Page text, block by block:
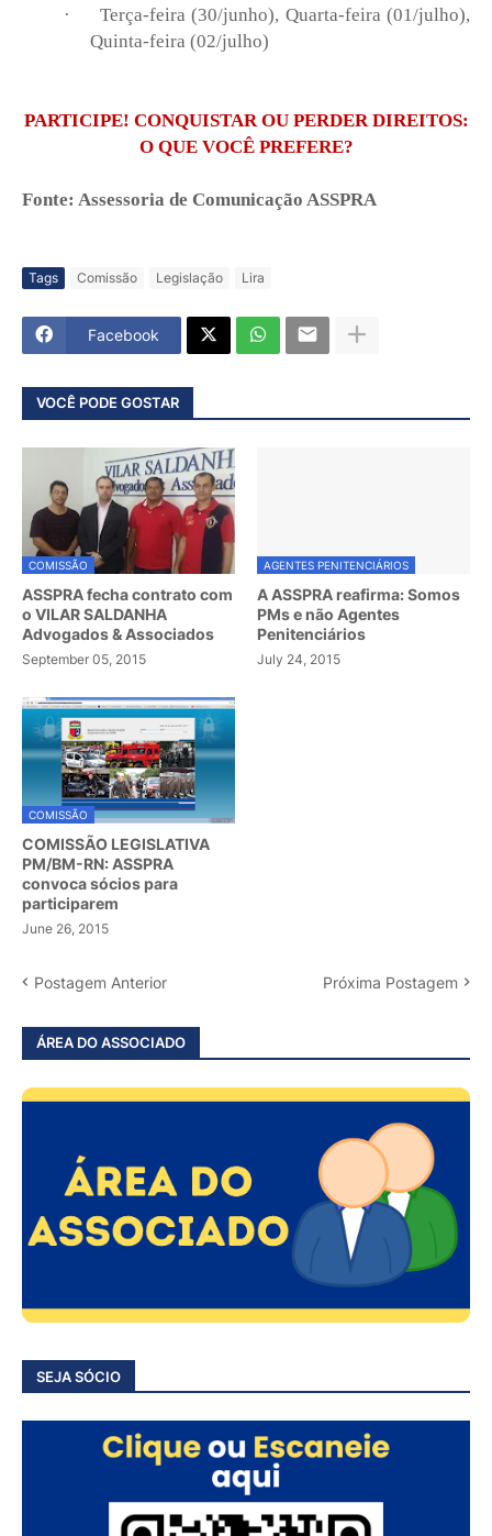
·
Terça-feira (30/junho), Quarta-feira (01/julho),
Quinta-feira (02/julho)
PARTICIPE! CONQUISTAR OU PERDER DIREITOS:
O QUE VOCÊ PREFERE?
Fonte: Assessoria de Comunicação ASSPRA
Tags Comissão Legislação Lira
Facebook
VOCÊ PODE GOSTAR
COMISSÃO
ASSPRA fecha contrato com
o VILAR SALDANHA
Advogados & Associados
September 05, 2015
AGENTES PENITENCIÁRIOS
A ASSPRA reafirma: Somos
PMs e não Agentes
Penitenciários
July 24, 2015
COMISSÃO
COMISSÃO LEGISLATIVA
PM/BM-RN: ASSPRA
convoca sócios para
participarem
June 26, 2015
Postagem Anterior Próxima Postagem
ÁREA DO ASSOCIADO
SEJA SÓCIO